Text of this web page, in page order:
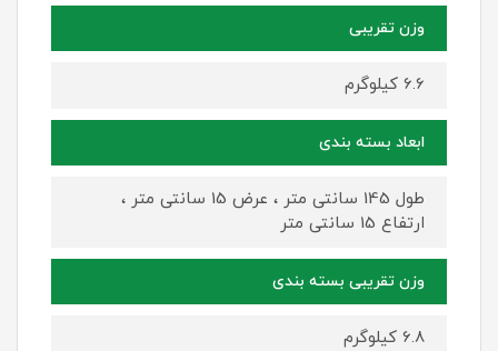
وزن تقریبی
6.6 کیلوگرم
ابعاد بسته بندی
طول 145 سانتی متر ، عرض 15 سانتی متر ،
ارتفاع 15 سانتی متر
وزن تقریبی بسته بندی
6.8 کیلوگرم